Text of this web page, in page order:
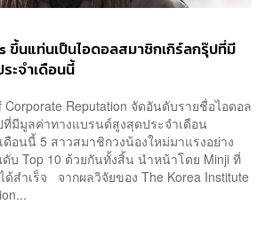
ขึ้นแท่นเป็นไอดอลสมาชิกเกิร์ลกรุ๊ปที่มี
ะจำเดือนนี้
Corporate Reputation จัดอันดับรายชื่อไอดอล
ที่มีมูลค่าทางแบรนด์สูงสุดประจำเดือน
อนนี้ 5 สาวสมาชิกวงน้องใหม่มาแรงอย่าง
ดับ Top 10 ด้วยกันทั้งสิ้น นำหน้าโดย Minji ที่
สำเร็จ จากผลวิจัยของ The Korea Institute